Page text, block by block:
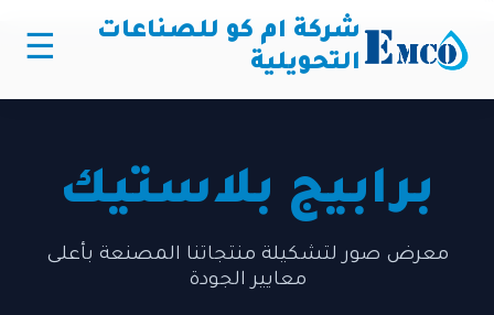
شركة ام كو للصناعات
التحويلية
☰
برابيج بلاستيك
معرض صور لتشكيلة منتجاتنا المصنعة بأعلى
معايير الجودة